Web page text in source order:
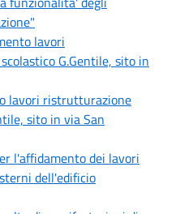
lavori
G.Gentile, sito in
lavori ristrutturazione
sito in via San
l'affidamento dei lavori
dell'edificio